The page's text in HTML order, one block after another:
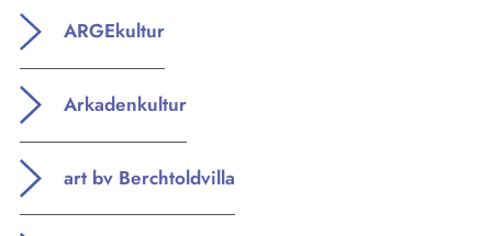
ARGEkultur
Arkadenkultur
art bv Berchtoldvilla
Links